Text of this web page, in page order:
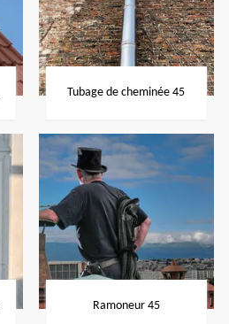
Tubage de cheminée 45
Ramoneur 45